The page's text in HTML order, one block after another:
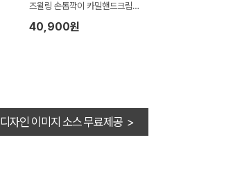
즈윌링 손톱깍이 카밀핸드크림1
00ml
40,900원
디자인 이미지 소스 무료제공 >